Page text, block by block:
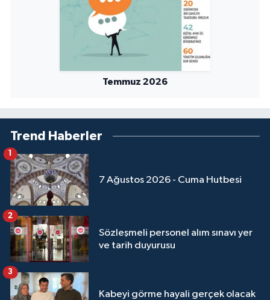
Temmuz 2026
Trend Haberler
7 Ağustos 2026 - Cuma Hutbesi
1
Sözleşmeli personel alım sınavı yer
ve tarih duyurusu
2
Kabeyi görme hayali gerçek olacak
3
Uşak Müftülüğü
Yalova Müftülüğü
Zonguldak Müftülüğü